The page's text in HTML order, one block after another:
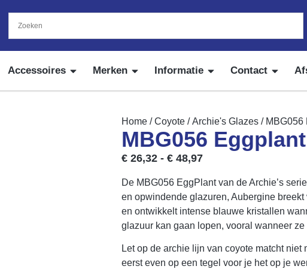
Accessoires Merken Informatie Contact
Home /Coyote /Archie's Glazes / MBG056
MBG056
€ 26,32 - € 48,97
De MBG056 EggPlant van de Archie’s
en opwindende glazuren, Aubergine
en ontwikkelt intense blauwe kristallen
glazuur kan gaan lopen, vooral wanneer
Let op de archie lijn van coyote matcht niet
eerst even op een tegel voor je het op je